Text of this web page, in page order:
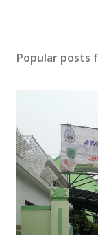
Popular posts